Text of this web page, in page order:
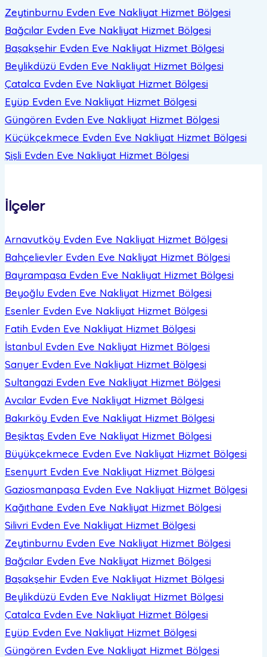
Zeytinburnu Evden Eve Nakliyat Hizmet Bölgesi
Bağcılar Evden Eve Nakliyat Hizmet Bölgesi
Başakşehir Evden Eve Nakliyat Hizmet Bölgesi
Beylikdüzü Evden Eve Nakliyat Hizmet Bölgesi
Çatalca Evden Eve Nakliyat Hizmet Bölgesi
Eyüp Evden Eve Nakliyat Hizmet Bölgesi
Güngören Evden Eve Nakliyat Hizmet Bölgesi
Küçükçekmece Evden Eve Nakliyat Hizmet Bölgesi
Şişli Evden Eve Nakliyat Hizmet Bölgesi
İlçeler
Arnavutköy Evden Eve Nakliyat Hizmet Bölgesi
Bahçelievler Evden Eve Nakliyat Hizmet Bölgesi
Bayrampaşa Evden Eve Nakliyat Hizmet Bölgesi
Beyoğlu Evden Eve Nakliyat Hizmet Bölgesi
Esenler Evden Eve Nakliyat Hizmet Bölgesi
Fatih Evden Eve Nakliyat Hizmet Bölgesi
İstanbul Evden Eve Nakliyat Hizmet Bölgesi
Sarıyer Evden Eve Nakliyat Hizmet Bölgesi
Sultangazi Evden Eve Nakliyat Hizmet Bölgesi
Avcılar Evden Eve Nakliyat Hizmet Bölgesi
Bakırköy Evden Eve Nakliyat Hizmet Bölgesi
Beşiktaş Evden Eve Nakliyat Hizmet Bölgesi
Büyükçekmece Evden Eve Nakliyat Hizmet Bölgesi
Esenyurt Evden Eve Nakliyat Hizmet Bölgesi
Gaziosmanpaşa Evden Eve Nakliyat Hizmet Bölgesi
Kağıthane Evden Eve Nakliyat Hizmet Bölgesi
Silivri Evden Eve Nakliyat Hizmet Bölgesi
Zeytinburnu Evden Eve Nakliyat Hizmet Bölgesi
Bağcılar Evden Eve Nakliyat Hizmet Bölgesi
Başakşehir Evden Eve Nakliyat Hizmet Bölgesi
Beylikdüzü Evden Eve Nakliyat Hizmet Bölgesi
Çatalca Evden Eve Nakliyat Hizmet Bölgesi
Eyüp Evden Eve Nakliyat Hizmet Bölgesi
Güngören Evden Eve Nakliyat Hizmet Bölgesi